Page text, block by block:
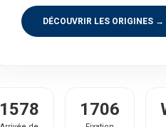
DÉCOUVRIR LES ORIGINES →
1578 1706